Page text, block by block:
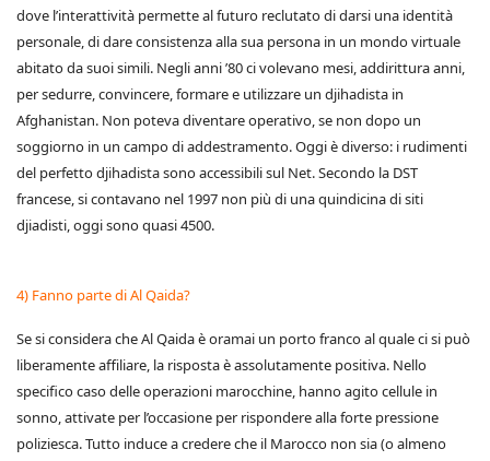
dove l’interattività permette al futuro reclutato di darsi una identità
personale, di dare consistenza alla sua persona in un mondo virtuale
abitato da suoi simili. Negli anni ’80 ci volevano mesi, addirittura anni,
per sedurre, convincere, formare e utilizzare un djihadista in
Afghanistan. Non poteva diventare operativo, se non dopo un
soggiorno in un campo di addestramento. Oggi è diverso: i rudimenti
del perfetto djihadista sono accessibili sul Net. Secondo la DST
francese, si contavano nel 1997 non più di una quindicina di siti
djiadisti, oggi sono quasi 4500.
4) Fanno parte di Al Qaida?
Se si considera che Al Qaida è oramai un porto franco al quale ci si può
liberamente affiliare, la risposta è assolutamente positiva. Nello
specifico caso delle operazioni marocchine, hanno agito cellule in
sonno, attivate per l’occasione per rispondere alla forte pressione
poliziesca. Tutto induce a credere che il Marocco non sia (o almeno